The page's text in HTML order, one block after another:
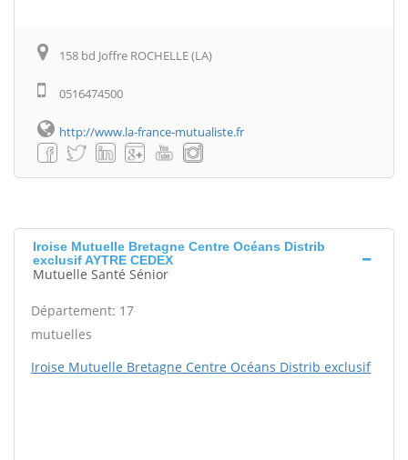
158 bd Joffre ROCHELLE (LA)
0516474500
http://www.la-france-mutualiste.fr
Iroise Mutuelle Bretagne Centre Océans Distrib
exclusif AYTRE CEDEX
Mutuelle Santé Sénior
Département: 17
mutuelles
Iroise Mutuelle Bretagne Centre Océans Distrib exclusif